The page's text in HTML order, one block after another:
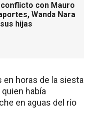
con Mauro
Wanda Nara
hijas
horas de la siesta
había
en aguas del río